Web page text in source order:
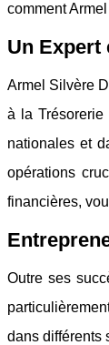
comment
Un Expert
Armel Silvère
à la Trésorerie
nationales et
opérations
financières,
Outre ses
dans différents